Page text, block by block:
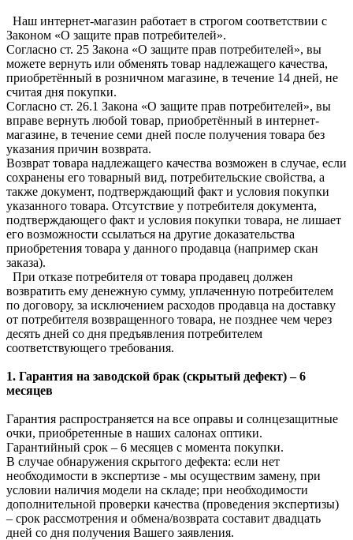
Наш интернет-магазин работает в строгом соответствии с
Законом «О защите прав потребителей».
Согласно ст. 25 Закона «О защите прав потребителей», вы
можете вернуть или обменять товар надлежащего качества,
приобретённый в розничном магазине, в течение 14 дней, не
считая дня покупки.
Согласно ст. 26.1 Закона «О защите прав потребителей», вы
вправе вернуть любой товар, приобретённый в интернет-
магазине, в течение семи дней после получения товара без
указания причин возврата.
Возврат товара надлежащего качества возможен в случае, если
сохранены его товарный вид, потребительские свойства, а
также документ, подтверждающий факт и условия покупки
указанного товара. Отсутствие у потребителя документа,
подтверждающего факт и условия покупки товара, не лишает
его возможности ссылаться на другие доказательства
приобретения товара у данного продавца (например скан
заказа).
При отказе потребителя от товара продавец должен
возвратить ему денежную сумму, уплаченную потребителем
по договору, за исключением расходов продавца на доставку
от потребителя возвращенного товара, не позднее чем через
десять дней со дня предъявления потребителем
соответствующего требования.
1. Гарантия на заводской брак (скрытый дефект) – 6
месяцев
Гарантия распространяется на все оправы и солнцезащитные
очки, приобретенные в наших салонах оптики.
Гарантийный срок – 6 месяцев с момента покупки.
В случае обнаружения скрытого дефекта: если нет
необходимости в экспертизе - мы осуществим замену, при
условии наличия модели на складе; при необходимости
дополнительной проверки качества (проведения экспертизы)
– срок рассмотрения и обмена/возврата составит двадцать
дней со дня получения Вашего заявления.